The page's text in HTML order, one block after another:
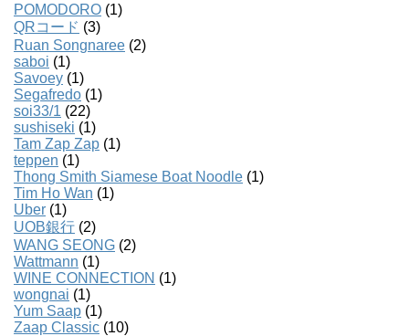
POMODORO (1)
QRコード (3)
Ruan Songnaree (2)
saboi (1)
Savoey (1)
Segafredo (1)
soi33/1 (22)
sushiseki (1)
Tam Zap Zap (1)
teppen (1)
Thong Smith Siamese Boat Noodle (1)
Tim Ho Wan (1)
Uber (1)
UOB銀行 (2)
WANG SEONG (2)
Wattmann (1)
WINE CONNECTION (1)
wongnai (1)
Yum Saap (1)
Zaap Classic (10)